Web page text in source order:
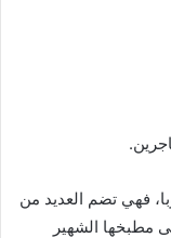
فهي تضم العديد من
مطبخها الشهير